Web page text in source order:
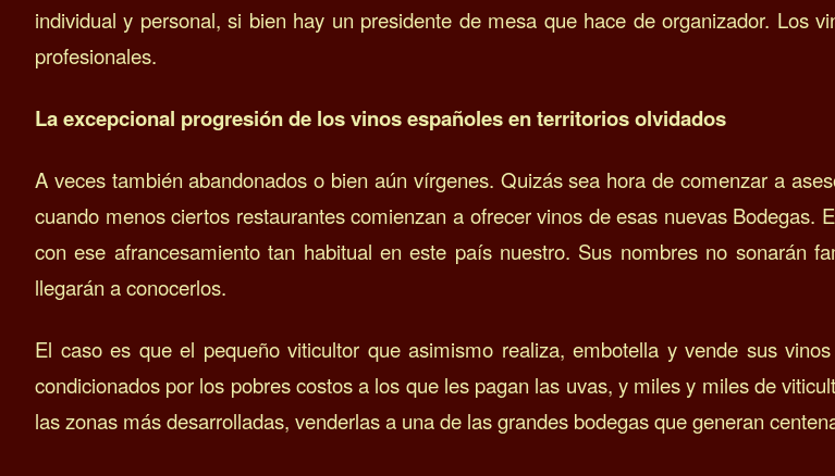
individual y personal, si bien hay un presidente de mesa que hace de organizador. Los
profesionales.
La excepcional progresión de los vinos españoles en territorios olvidados
A veces también abandonados o bien aún vírgenes. Quizás sea hora de comenzar a
cuando menos ciertos restaurantes comienzan a ofrecer vinos de esas nuevas
con ese afrancesamiento tan habitual en este país nuestro. Sus nombres no sonarán
llegarán a conocerlos.
El caso es que el pequeño viticultor que asimismo realiza, embotella y vende sus
condicionados por los pobres costos a los que les pagan las uvas, y miles y miles de
las zonas más desarrolladas, venderlas a una de las grandes bodegas que generan